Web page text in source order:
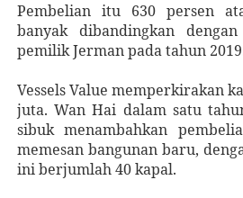
Pembelian itu 630 persen
banyak dibandingkan
pemilik Jerman pada tahun
Vessels Value memperkirakan
juta. Wan Hai dalam satu
sibuk menambahkan
memesan bangunan baru,
ini berjumlah 40 kapal.